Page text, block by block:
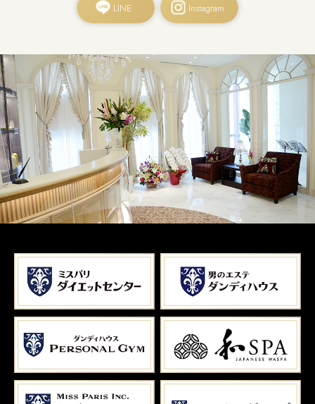
LINE Instagram